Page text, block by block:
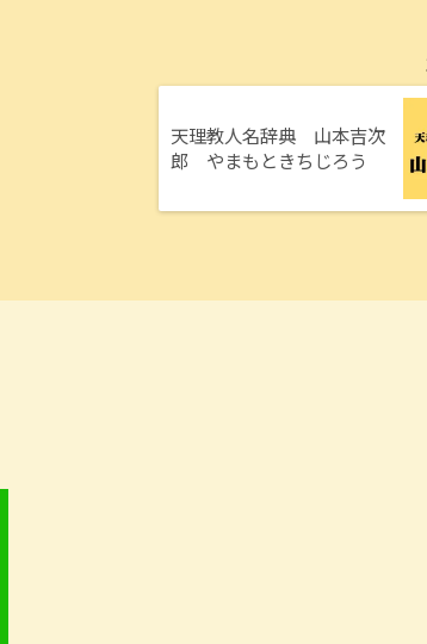
天理教人名辞典 山本吉次
郎 やまもときちじろう